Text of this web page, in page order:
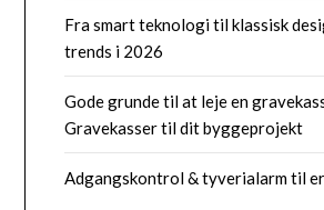
Fra smart teknologi til klassisk
trends i 2026
Gode grunde til at leje en
Gravekasser til dit byggeprojekt
Adgangskontrol & tyverialarm til